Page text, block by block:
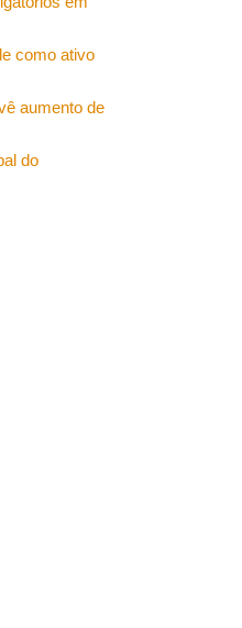
como ativo
aumento de
do